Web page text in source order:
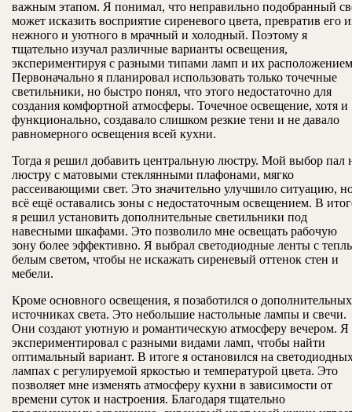
важным этапом. Я понимал, что неправильно подобранный
может исказить восприятие сиреневого цвета, превратив его
нежного и уютного в мрачный и холодный. Поэтому я
тщательно изучал различные варианты освещения,
экспериментируя с разными типами ламп и их
Первоначально я планировал использовать только точечные
светильники, но быстро понял, что этого недостаточно для
создания комфортной атмосферы. Точечное освещение, хотя и
функционально, создавало слишком резкие тени и не давало
равномерного освещения всей кухни.
Тогда я решил добавить центральную люстру. Мой выбор пал
люстру с матовыми стеклянными плафонами, мягко
рассеивающими свет. Это значительно улучшило ситуацию,
всё ещё оставались зоны с недостаточным освещением. В
я решил установить дополнительные светильники под
навесными шкафами. Это позволило мне освещать рабочую
зону более эффективно. Я выбрал светодиодные ленты с
белым светом, чтобы не искажать сиреневый оттенок стен и
мебели.
Кроме основного освещения, я позаботился о дополнительных
источниках света. Это небольшие настольные лампы и свечи.
Они создают уютную и романтическую атмосферу вечером. Я
экспериментировал с разными видами ламп, чтобы найти
оптимальный вариант. В итоге я остановился на
лампах с регулируемой яркостью и температурой цвета. Это
позволяет мне изменять атмосферу кухни в зависимости от
времени суток и настроения. Благодаря тщательно